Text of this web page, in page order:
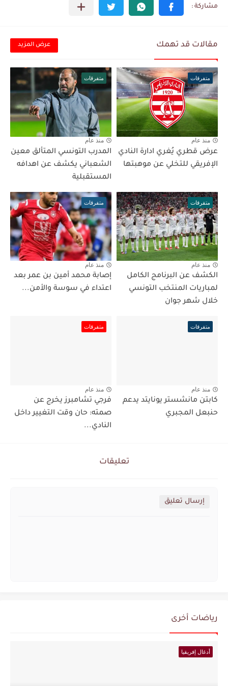
مقالات قد تهمك عرض المزيد
متفرقات
منذ عام
عرض قطري يُغري ادارة النادي
الإفريقي للتخلي عن موهبتها
متفرقات
منذ عام
المدرب التونسي المتألق معين
الشعباني يكشف عن اهدافه
المستقبلية
متفرقات
منذ عام
الكشف عن البرنامج الكامل
لمباريات المنتخب التونسي
خلال شهر جوان
متفرقات
منذ عام
إصابة محمد أمين بن عمر بعد
اعتداء في سوسة والأمن...
متفرقات
منذ عام
كابتن مانشستر يونايتد يدعم
حنبعل المجبري
متفرقات
منذ عام
فرجي تشامبرز يخرج عن
صمته: حان وقت التغيير داخل
النادي...
تعليقات
إرسال تعليق
رياضات أخرى
أدغال إفريقيا